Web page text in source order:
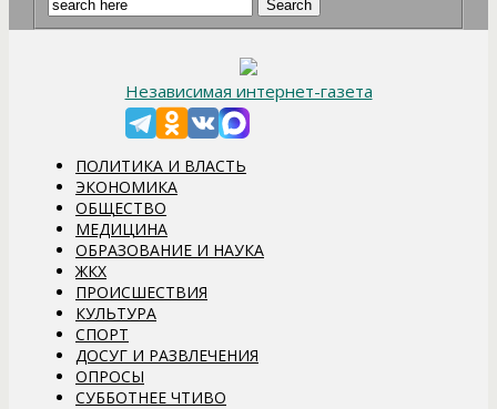
Независимая интернет-газета
ПОЛИТИКА И ВЛАСТЬ
ЭКОНОМИКА
ОБЩЕСТВО
МЕДИЦИНА
ОБРАЗОВАНИЕ И НАУКА
ЖКХ
ПРОИСШЕСТВИЯ
КУЛЬТУРА
СПОРТ
ДОСУГ И РАЗВЛЕЧЕНИЯ
ОПРОСЫ
СУББОТНЕЕ ЧТИВО